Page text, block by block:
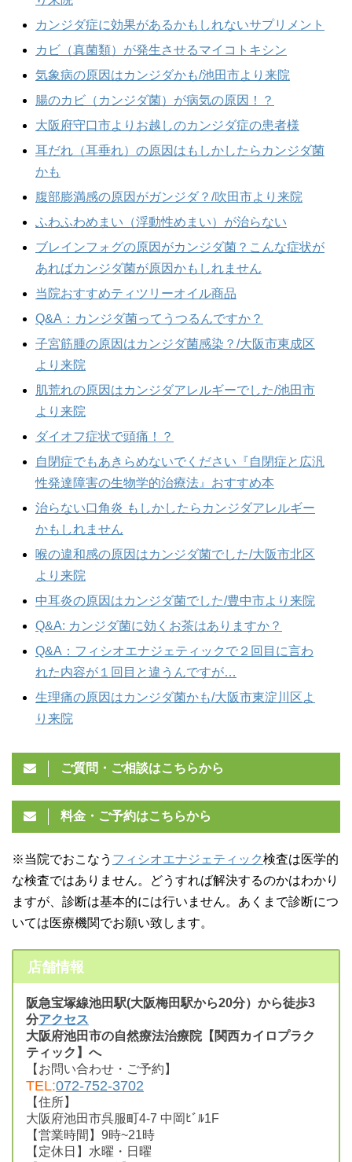
カンジダ症に効果があるかもしれないサプリメント
カビ（真菌類）が発生させるマイコトキシン
気象病の原因はカンジダかも/池田市より来院
腸のカビ（カンジダ菌）が病気の原因！？
大阪府守口市よりお越しのカンジダ症の患者様
耳だれ（耳垂れ）の原因はもしかしたらカンジダ菌
かも
腹部膨満感の原因がガンジダ？/吹田市より来院
ふわふわめまい（浮動性めまい）が治らない
ブレインフォグの原因がカンジダ菌？こんな症状が
あればカンジダ菌が原因かもしれません
当院おすすめティツリーオイル商品
Q&A：カンジダ菌ってうつるんですか？
子宮筋腫の原因はカンジダ菌感染？/大阪市東成区
より来院
肌荒れの原因はカンジダアレルギーでした/池田市
より来院
ダイオフ症状で頭痛！？
自閉症でもあきらめないでください『自閉症と広汎
性発達障害の生物学的治療法』おすすめ本
治らない口角炎 もしかしたらカンジダアレルギー
かもしれません
喉の違和感の原因はカンジダ菌でした/大阪市北区
より来院
中耳炎の原因はカンジダ菌でした/豊中市より来院
Q&A: カンジダ菌に効くお茶はありますか？
Q&A：フィシオエナジェティックで２回目に言わ
れた内容が１回目と違うんですが…
生理痛の原因はカンジダ菌かも/大阪市東淀川区よ
り来院
ご質問・ご相談はこちらから
料金・ご予約はこちらから
※当院でおこなう フィシオエナジェティック検査は医学的
な検査ではありません。どうすれば解決するのかはわかり
ますが、診断は基本的には行いません。あくまで診断につ
いては医療機関でお願い致します。
店舗情報
阪急宝塚線池田駅(大阪梅田駅から20分）から徒歩3
分アクセス
大阪府池田市の自然療法治療院【関西カイロプラク
ティック】へ
【お問い合わせ・ご予約】
TEL:072-752-3702
【住所】
大阪府池田市呉服町4-7 中岡ﾋﾞﾙ1F
【営業時間】9時~21時
【定休日】水曜・日曜